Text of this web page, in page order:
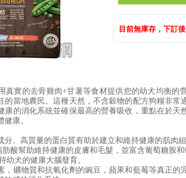
目前無庫存，下訂
真實的去骨雞肉+甘薯等食材提供您的幼犬均衡的
的當地農民。這種天然，不含穀物的配方狗糧非常
康的消化系統並確保最高的營養吸收，重點在於天
康。
。高質量的蛋白質有助於建立和維持健康的肌肉組
酸幫助維持健康的皮膚和毛髮，並富含葡萄糖胺和
犬的健康大腦發育。
礦物質和抗氧化劑的豌豆，蘋果和藍莓等真正的